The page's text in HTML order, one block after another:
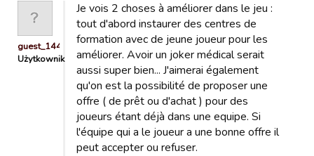
guest_1442478815709
Użytkownik
Je vois 2 choses à améliorer dans le jeu :
tout d'abord instaurer des centres de
formation avec de jeune joueur pour les
améliorer. Avoir un joker médical serait
aussi super bien... J'aimerai également
qu'on est la possibilité de proposer une
offre ( de prêt ou d'achat ) pour des
joueurs étant déjà dans une equipe. Si
l'équipe qui a le joueur a une bonne offre il
peut accepter ou refuser.